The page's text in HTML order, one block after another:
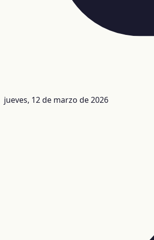
jueves, 12 de marzo de 2026